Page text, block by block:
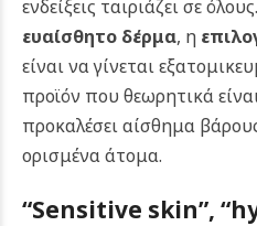
ενδείξεις ταιριάζει σε
ευαίσθητο δέρμα, η
είναι να γίνεται
προϊόν που θεωρητικά
προκαλέσει αίσθημα
ορισμένα άτομα.
“Sensitive skin”,